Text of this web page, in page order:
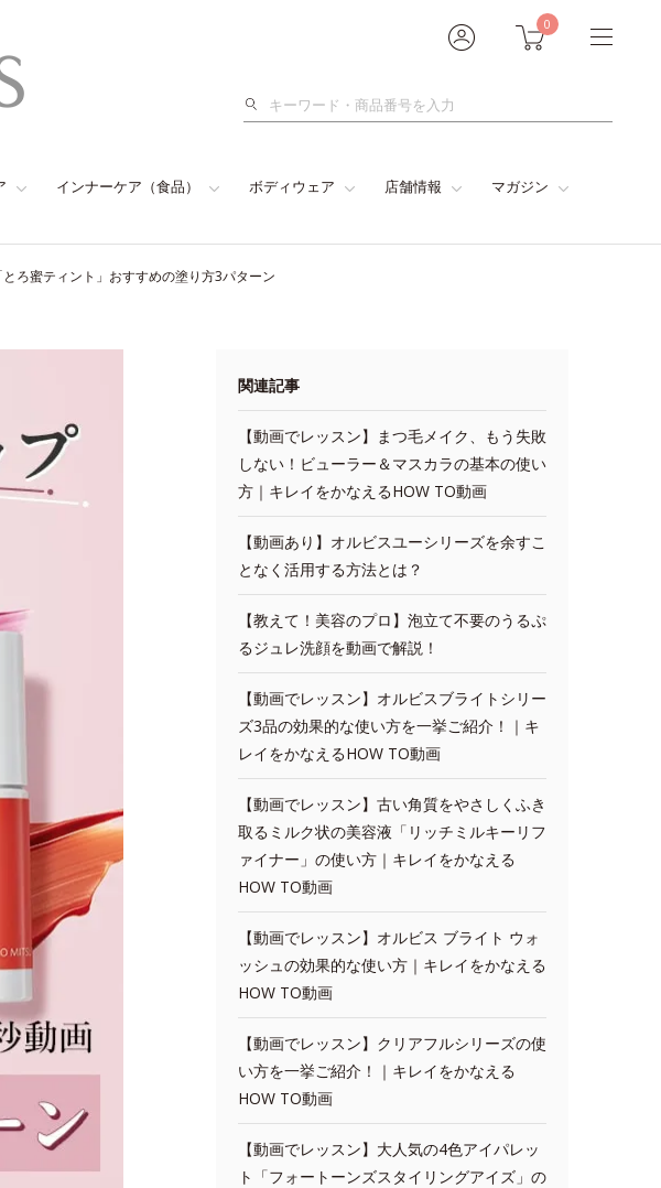
0
検
インナーケア（食品） ボディウェア 店舗情報 マガジン
ろ蜜ティント」おすすめの塗り方3パターン
関連記事
【動画でレッスン】まつ毛メイク、もう失敗
しない！ビューラー＆マスカラの基本の使い
方｜キレイをかなえるHOW TO動画
【動画あり】オルビスユーシリーズを余すこ
となく活用する方法とは？
【教えて！美容のプロ】泡立て不要のうるぷ
るジュレ洗顔を動画で解説！
【動画でレッスン】オルビスブライトシリー
ズ3品の効果的な使い方を一挙ご紹介！｜キ
レイをかなえるHOW TO動画
【動画でレッスン】古い角質をやさしくふき
取るミルク状の美容液「リッチミルキーリフ
ァイナー」の使い方｜キレイをかなえる
HOW TO動画
【動画でレッスン】オルビス ブライト ウォ
ッシュの効果的な使い方｜キレイをかなえる
HOW TO動画
【動画でレッスン】クリアフルシリーズの使
い方を一挙ご紹介！｜キレイをかなえる
HOW TO動画
【動画でレッスン】大人気の4色アイパレッ
ト「フォートーンズスタイリングアイズ」の